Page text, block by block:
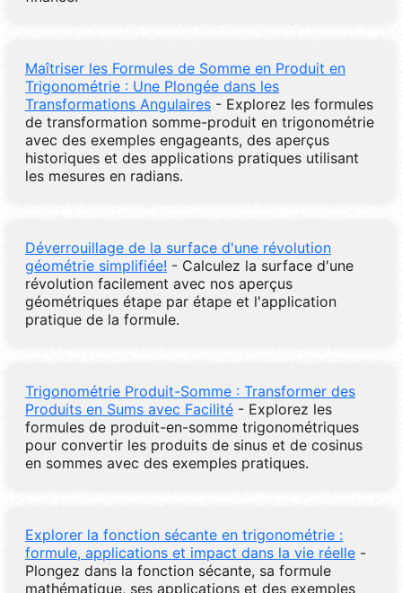
Maîtriser les Formules de Somme en Produit en
Trigonométrie : Une Plongée dans les
Transformations Angulaires - Explorez les formules
de transformation somme-produit en trigonométrie
avec des exemples engageants, des aperçus
historiques et des applications pratiques utilisant
les mesures en radians.
Déverrouillage de la surface d'une révolution
géométrie simplifiée! - Calculez la surface d'une
révolution facilement avec nos aperçus
géométriques étape par étape et l'application
pratique de la formule.
Trigonométrie Produit-Somme : Transformer des
Produits en Sums avec Facilité - Explorez les
formules de produit-en-somme trigonométriques
pour convertir les produits de sinus et de cosinus
en sommes avec des exemples pratiques.
Explorer la fonction sécante en trigonométrie :
formule, applications et impact dans la vie réelle -
Plongez dans la fonction sécante, sa formule
mathématique, ses applications et des exemples